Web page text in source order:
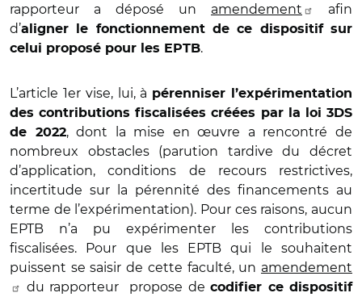
rapporteur a déposé un amendement
afin
d’aligner le fonctionnement de ce dispositif sur
celui proposé pour les EPTB.
L’article 1er vise, lui, à pérenniser l’expérimentation
des contributions fiscalisées créées par la loi 3DS
de 2022, dont la mise en œuvre a rencontré de
nombreux obstacles (parution tardive du décret
d’application, conditions de recours restrictives,
incertitude sur la pérennité des financements au
terme de l’expérimentation). Pour ces raisons, aucun
EPTB n’a pu expérimenter les contributions
fiscalisées. Pour que les EPTB qui le souhaitent
puissent se saisir de cette faculté, un amendement
du rapporteur propose de codifier ce dispositif